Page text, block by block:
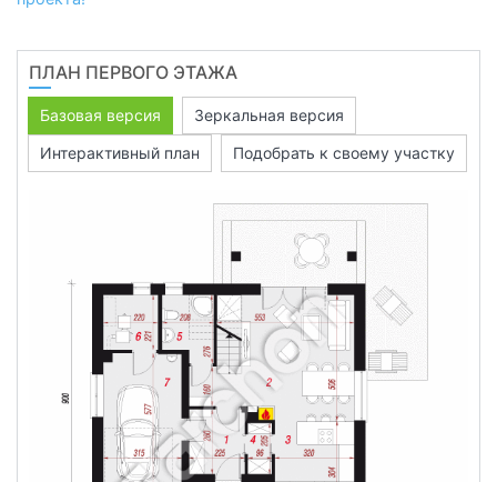
ПЛАН ПЕРВОГО ЭТАЖА
Базовая версия
Зеркальная версия
Интерактивный план
Подобрать к своему участку